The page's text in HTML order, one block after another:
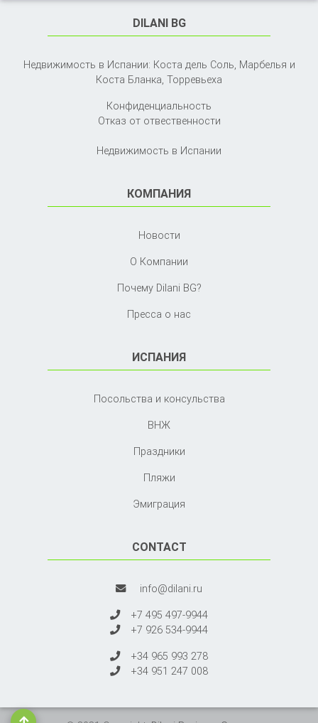
DILANI BG
Недвижимость в Испании: Коста дель Соль, Марбелья и
Коста Бланка, Торревьеха
Конфиденциальность
Отказ от отвественности
Недвижимость в Испании
КОМПАНИЯ
Новости
О Компании
Почему Dilani BG?
Пресса о нас
ИСПАНИЯ
Посольства и консульства
ВНЖ
Праздники
Пляжи
Эмиграция
CONTACT
info@dilani.ru
+7 495 497-9944
+7 926 534-9944
+34 965 993 278
+34 951 247 008